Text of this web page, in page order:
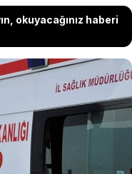
okuyacağınız haberi
ilçesinde,
bisikletteki 6
hayatını kaybetti.